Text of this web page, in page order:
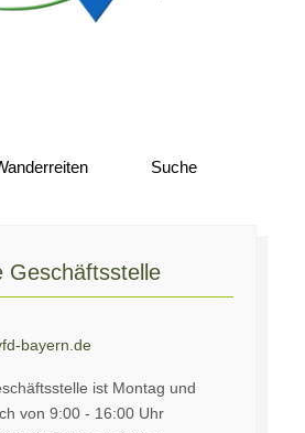
Suche
Geschäftsstelle
bayern.de
ist Montag und
von 9:00 - 16:00 Uhr